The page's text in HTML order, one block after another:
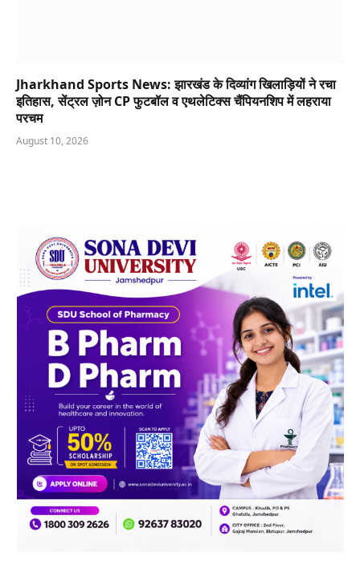
Jharkhand Sports News: झारखंड के दिव्यांग खिलाड़ियों ने रचा
इतिहास, सेंट्रल ज़ोन CP फुटबॉल व एथलेटिक्स चैंपियनशिप में लहराया
परचम
August 10, 2026